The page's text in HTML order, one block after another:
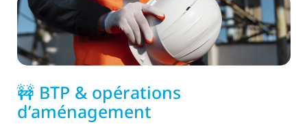
🚧 BTP & opérations
d’aménagement